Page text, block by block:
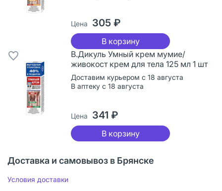
Цена 305 ₽
В корзину
В.Дикуль Умный крем мумие/
живокост крем для тела 125 мл 1 шт
Доставим курьером с 18 августа
В аптеку с 18 августа
Цена 341 ₽
В корзину
Доставка и самовывоз в Брянске
Условия доставки